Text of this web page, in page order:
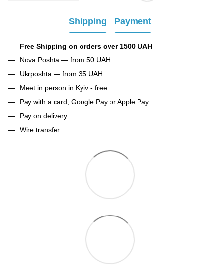
Shipping Payment
Free Shipping on orders over 1500 UAH
Nova Poshta — from 50 UAH
Ukrposhta — from 35 UAH
Meet in person in Kyiv - free
Pay with a card, Google Pay or Apple Pay
Pay on delivery
Wire transfer